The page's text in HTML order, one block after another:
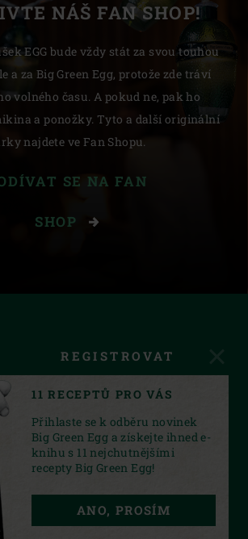
NÁŠ FAN SHOP!
EGG bude vždy stát za svou touhou
a za Big Green Egg, protože zde tráví
volného času. A pokud ne, pak ho
a ponožky. Tyto a další originální
najdete ve Fan Shopu.
SE NA FAN
SHOP
YOUTUBE
REGISTROVAT
11 RECEPTŮ PRO VÁS
Přihlaste se k odběru novinek
Big Green Egg a získejte ihned e-
knihu s 11 nejchutnějšími
recepty Big Green Egg!
ANO, PROSÍM